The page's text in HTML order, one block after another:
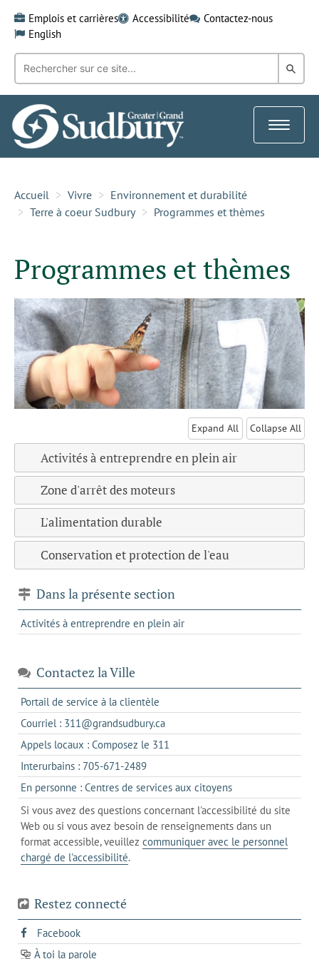
content
Emplois et carrières Accessibilité
Contactez-nous
English
Recherche
mot-
clé:
dans
Toggle
Accueil Vivre
Environnement et durabilité
Terre à coeur Sudbury
Programmes et thèmes
Programmes et thèmes
Expand All Collapse All
Activités à entreprendre en plein air
Zone d'arrêt des moteurs
L'alimentation durable
Conservation et protection de l'eau
Dans la présente section
Activités à entreprendre en plein air
Contactez la Ville
Portail de service à la clientèle
dans
un
nouvel
Courriel : 311@grandsudbury.cas'ouvre
dans
votre
de
messagerie
Appels locaux : Composez le 311
dans
un
client
de
votre
téléphone
Interurbains : 705-671-2489s'ouvre
dans
un
client
de
votre
En personne : Centres de services aux citoyenss'ouvre
dans
l'onglet
actuel
Si vous avez des questions concernant l'accessibilité du site
Web ou si vous avez besoin de renseignements dans un
format accessible, veuillez communiquer avec le personnel
chargé de l'accessibilité.
Restez connecté
Facebooks'ouvre
dans
À toi la parole